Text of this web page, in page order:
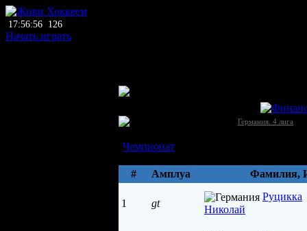
17:56:56 126
Начать играть
Германия. 4 лига
Чемпионат
#
Амплуа Фамилия,
1 gt
Руцикка
Николай